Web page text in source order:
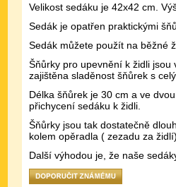
Velikost sedáku je 42x42 cm.
Sedák je opatřen praktickými
Sedák můžete použít na běžné
Šňůrky pro upevnění k židli
zajištěna sladěnost šňůrek s
Délka šňůrek je 30 cm a ve
přichycení sedáku k židli.
Šňůrky jsou tak dostatečně
kolem opěradla ( zezadu za
Další výhodou je, že naše